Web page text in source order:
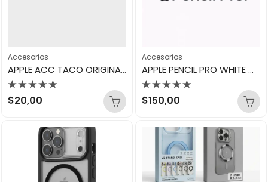
Accesorios
APPLE ACC TACO ORIGINAL 20W TIPO-C
Valorado
con
$20,00
Accesorios
APPLE PENCIL PRO WHITE MX2D3AM/A
Valorado
con
de
$150,00